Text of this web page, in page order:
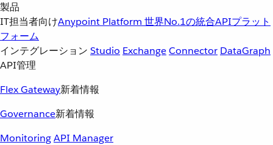
製品
IT担当者向けAnypoint Platform 世界No.1の統合APIプラット
フォーム
インテグレーション Studio ExchangeConnector DataGraph
API管理
Flex Gateway新着情報
Governance新着情報
MonitoringAPI Manager